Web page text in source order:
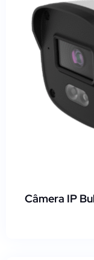
Câmera IP